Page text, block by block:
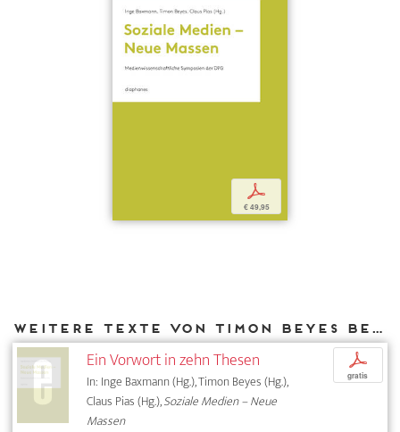
p
€ 49,95
Weitere Texte von Timon Beyes bei DIAPHANES
Ein Vorwort in zehn Thesen
In: Inge Baxmann (Hg.), Timon Beyes (Hg.),
Claus Pias (Hg.),Soziale Medien – Neue
Massen
p
gratis